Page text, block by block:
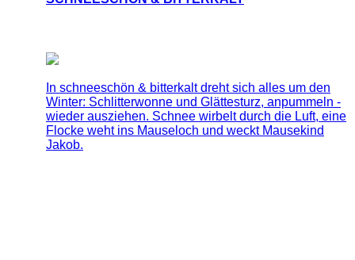
In schneeschön & bitterkalt dreht sich alles um den
Winter: Schlitterwonne und Glättesturz, anpummeln -
wieder ausziehen. Schnee wirbelt durch die Luft, eine
Flocke weht ins Mauseloch und weckt Mausekind
Jakob.